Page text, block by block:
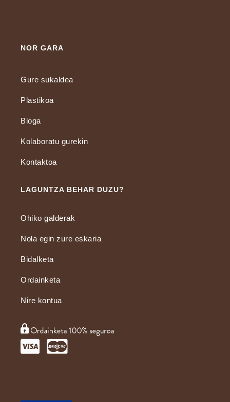
NOR GARA
Gure sukaldea
Plastikoa
Bloga
Kolaboratu gurekin
Kontaktoa
LAGUNTZA BEHAR DUZU?
Ohiko galderak
Nola egin zure eskaria
Bidalketa
Ordainketa
Nire kontua